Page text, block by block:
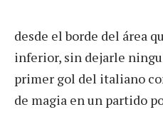
desde el borde del área
inferior, sin dejarle
primer gol del italiano
de magia en un partido